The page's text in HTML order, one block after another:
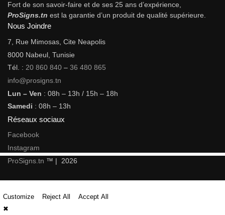
Fort de son savoir-faire et de ses 25 ans d’expérience,
ProSigns.tn est la garantie d’un produit de qualité supérieure.
Nous Joindre
7, Rue Mimosas, Cite Neapolis
8000 Nabeul, Tunisie
Tél. : 20 860 840 – 36 480 865
info@prosigns.tn
Lun – Ven : 08h – 13h / 15h – 18h
Samedi : 08h – 13h
Réseaux sociaux
Facebook
Instagram
ProSigns.tn ™ | 2026
Customize Reject All
Accept All
✖